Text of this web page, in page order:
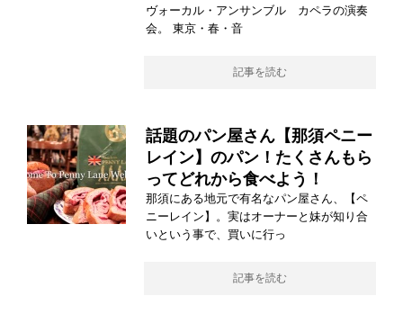
ヴォーカル・アンサンブル カペラの演奏
会。 東京・春・音
記事を読む
話題のパン屋さん【那須ペニー
レイン】のパン！たくさんもら
ってどれから食べよう！
那須にある地元で有名なパン屋さん、【ペ
ニーレイン】。実はオーナーと妹が知り合
いという事で、買いに行っ
記事を読む